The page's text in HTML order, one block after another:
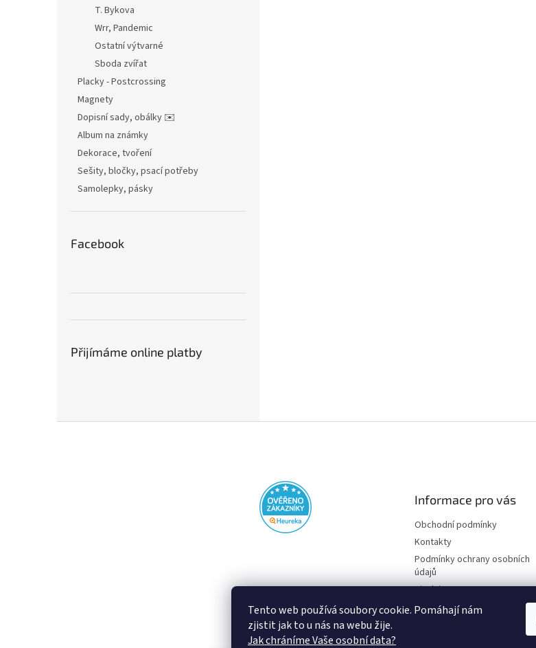
Tento web používá soubory cookie. Pomáhají nám
zjistit jak to u nás na webu žije.
Jak chráníme Vaše osobní data?
T. Bykova
Wrr, Pandemic
Ostatní výtvarné
Sboda zvířat
Placky - Postcrossing
Magnety
Dopisní sady, obálky ✉️
Album na známky
Dekorace, tvoření
Sešity, bločky, psací potřeby
Samolepky, pásky
Facebook
Přijímáme online platby
Informace pro vás
Obchodní podmínky
Kontakty
Podmínky ochrany osobních
údajů
Disclaimer